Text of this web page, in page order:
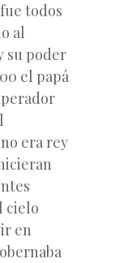
todos
al
su poder
el papá
era rey
cielo
en